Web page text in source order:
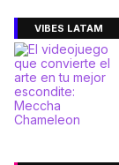
VIBES LATAM